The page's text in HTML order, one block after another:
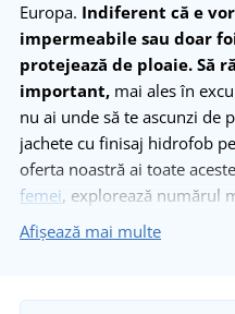
Europa. Indiferent că e
impermeabile sau doar
protejează de ploaie. Să
important, mai ales în
nu ai unde să te ascunzi de
jachete cu finisaj hidrofob
oferta noastră ai toate
femei, explorează numărul
materiale de la noi!
Afișează mai multe